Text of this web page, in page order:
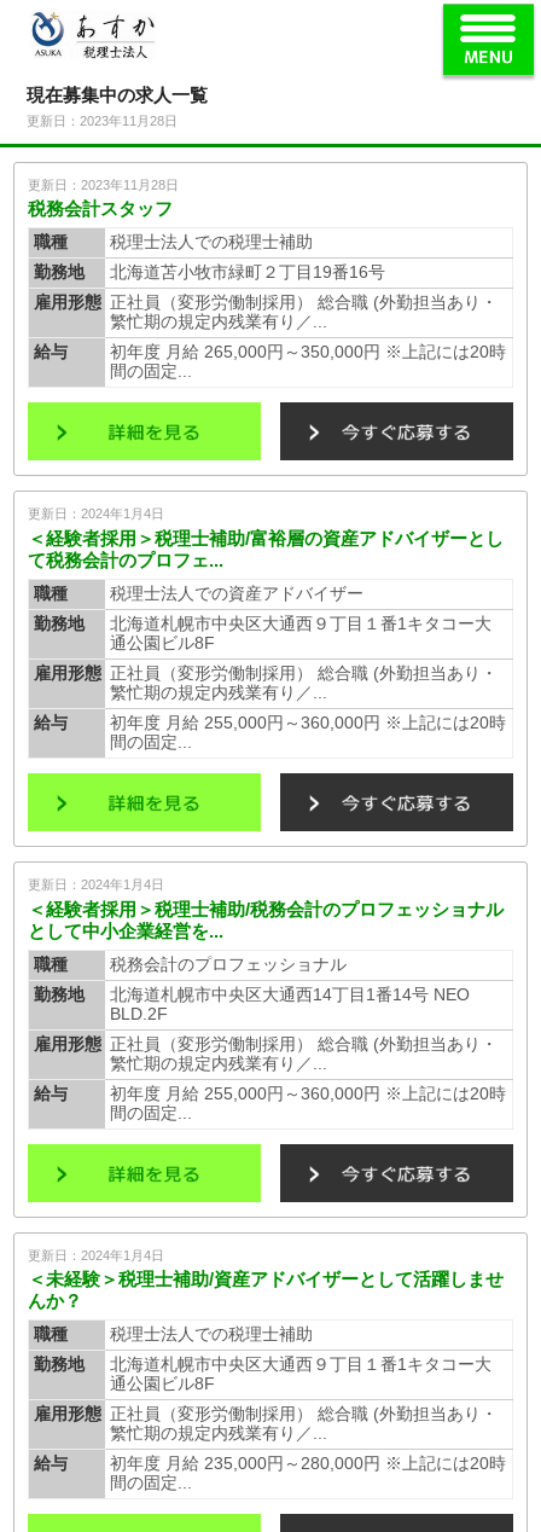
現在募集中の求人一覧
更新日：2023年11月28日
更新日：2023年11月28日
税務会計スタッフ
職種
税理士法人での税理士補助
勤務地
北海道苫小牧市緑町２丁目19番16号
雇用形態 正社員（変形労働制採用） 総合職 (外勤担当あり・
繁忙期の規定内残業有り／...
給与
初年度 月給 265,000円～350,000円 ※上記には20時
間の固定...
更新日：2024年1月4日
＜経験者採用＞税理士補助/富裕層の資産アドバイザーとし
て税務会計のプロフェ...
職種
税理士法人での資産アドバイザー
勤務地
北海道札幌市中央区大通西９丁目１番1キタコー大
通公園ビル8F
雇用形態 正社員（変形労働制採用） 総合職 (外勤担当あり・
繁忙期の規定内残業有り／...
給与
初年度 月給 255,000円～360,000円 ※上記には20時
間の固定...
更新日：2024年1月4日
＜経験者採用＞税理士補助/税務会計のプロフェッショナル
として中小企業経営を...
職種
税務会計のプロフェッショナル
勤務地
北海道札幌市中央区大通西14丁目1番14号 NEO
BLD.2F
雇用形態 正社員（変形労働制採用） 総合職 (外勤担当あり・
繁忙期の規定内残業有り／...
給与
初年度 月給 255,000円～360,000円 ※上記には20時
間の固定...
更新日：2024年1月4日
＜未経験＞税理士補助/資産アドバイザーとして活躍しませ
んか？
職種
税理士法人での税理士補助
勤務地
北海道札幌市中央区大通西９丁目１番1キタコー大
通公園ビル8F
雇用形態 正社員（変形労働制採用） 総合職 (外勤担当あり・
繁忙期の規定内残業有り／...
給与
初年度 月給 235,000円～280,000円 ※上記には20時
間の固定...